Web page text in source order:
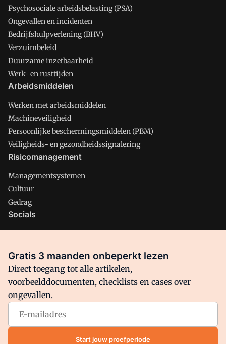
Psychosociale arbeidsbelasting (PSA)
Ongevallen en incidenten
Bedrijfshulpverlening (BHV)
Verzuimbeleid
Duurzame inzetbaarheid
Werk- en rusttijden
Arbeidsmiddelen
Werken met arbeidsmiddelen
Machineveiligheid
Persoonlijke beschermingsmiddelen (PBM)
Veiligheids- en gezondheidssignalering
Risicomanagement
Managementsystemen
Cultuur
Gedrag
Socials
Facebook
Arbo is onderdeel van VMN media. Lees inons manifestwaar
VMN media voor staat. Op gebruik van deze site zijn de
volgende regelingen van toepassing:Algemene Voorwaarden
Privacy en Cookie beleid|Privacy instellingen
Gratis 3 maanden onbeperkt lezen
Direct toegang tot alle artikelen,
voorbeelddocumenten, checklists en cases over
ongevallen.
Start jouw proefperiode